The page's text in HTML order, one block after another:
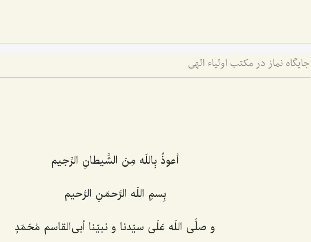
جایگاه نماز در مکتب اولیاء الهی
أعوذُ بِاللَه مِنَ الشَّیطانِ الرَّجیم
بِسمِ اللَه الرَّحمَنِ الرَّحیم
و صلَّی‌ اللَه عَلَی سیّدنا و نبیّنا أبی‌القاسم مُحَمّدٍ